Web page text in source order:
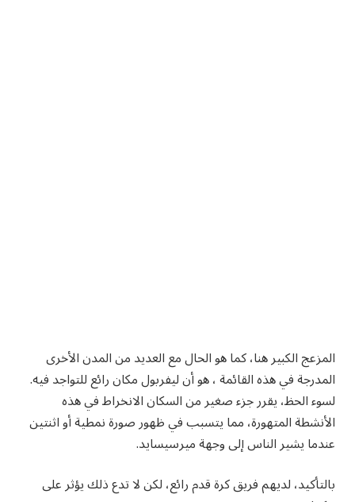
المزعج الكبير هنا، كما هو الحال مع العديد من المدن الأخرى
المدرجة في هذه القائمة ، هو أن ليفربول مكان رائع للتواجد فيه.
لسوء الحظ، يقرر جزء صغير من السكان الانخراط في هذه
الأنشطة المتهورة، مما يتسبب في ظهور صورة نمطية أو اثنتين
عندما يشير الناس إلى وجهة ميرسيسايد.
بالتأكيد، لديهم فريق كرة قدم رائع، لكن لا تدع ذلك يؤثر على